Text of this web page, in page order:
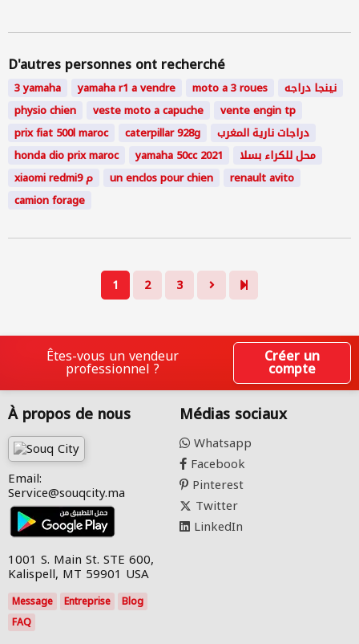
D'autres personnes ont recherché
3 yamaha yamaha r1 a vendre moto a 3 roues
نينجا دراجه
physio chien
veste moto a capuche
vente engin tp
prix fiat 500l maroc
caterpillar 928g
دراجات نارية المغرب
honda dio prix maroc
yamaha 50cc 2021
محل للكراء بسلا
xiaomi redmi9 م
un enclos pour chien
renault avito
camion forage
1 2 3
Êtes-vous un vendeur
professionnel ?
Créer un
compte
À propos de nous
Email:
Service@souqcity.ma
1001 S. Main St. STE 600,
Kalispell, MT 59901 USA
Message Entreprise
Blog
FAQ
Médias sociaux
Whatsapp
Facebook
Pinterest
Twitter
LinkedIn